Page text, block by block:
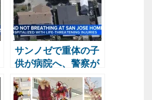
サンノゼで重体の子
供が病院へ、警察が
捜査開始